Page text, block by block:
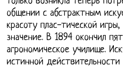
общении с абстрактным
красоту плас-тической
значение. В 1894 окончил
агрономическое училище.
истинной